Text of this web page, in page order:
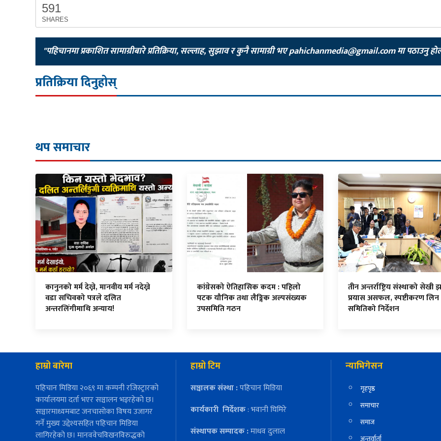
591
SHARES
"पहिचानमा प्रकाशित सामाग्रीबारे प्रतिक्रिया, सल्लाह, सुझाव र कुनै सामाग्री भएpahichanmedia@gmail.comमा पठाउनु
प्रतिक्रिया दिनुहोस्
थप समाचार
कानुनको मर्म देख्ने, मानवीय मर्म नदेख्ने
वडा सचिवको पत्रले दलित
अन्तरलिंगीमाथि अन्याय!
कांग्रेसको ऐतिहासिक कदम : पहिलो
पटक यौनिक तथा लैङ्गिक अल्पसंख्यक
उपसमिति गठन
तीन अन्तर्राष्ट्रिय संस्थाको सेखी
प्रयास असफल, स्पष्टीकरण लिन
समितिको निर्देशन
हाम्रो बारेमा
पहिचान मिडिया २०६९ मा कम्पनी रजिस्ट्रारको
कार्यालयमा दर्ता भएर सञ्चालन भइरहेको छ।
सञ्चारमाध्यमबाट जनचासोका विषय उजागर
गर्ने मुख्य उद्देश्यसहित पहिचान मिडिया
लागिरहेको छ। मानववेचविखनविरुद्धको
हाम्रो टिम
सञ्चालक संस्था :पहिचान मिडिया
कार्यकारी निर्देशक: भवानी घिमिरे
संस्थापक सम्पादक :माधव दुलाल
न्याभिगेसन
गृहपृष्ठ
समाचार
समाज
अन्तर्वार्ता